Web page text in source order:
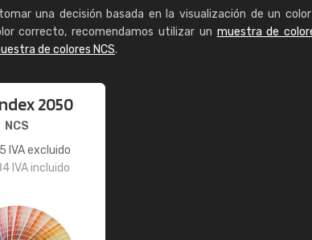
una decisión basada en la visualización de un
correcto, recomendamos utilizar un muestra de
de colores NCS.
2050
NCS
IVA excluido
IVA incluido